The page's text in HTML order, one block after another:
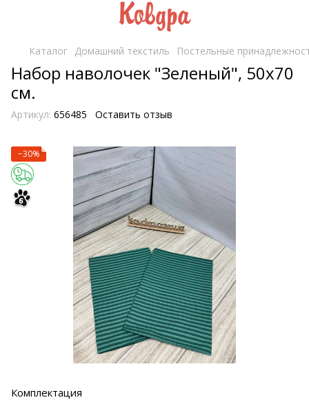
Каталог Домашний текстиль Постельные
Набор наволочек "Зеленый", 50х70
см.
Артикул: 656485 Оставить отзыв
−30%
Комплектация